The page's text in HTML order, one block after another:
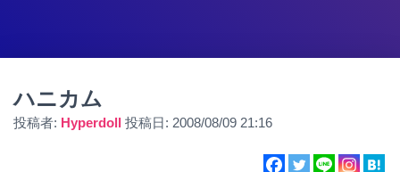
替
ハニカム
投稿者: Hyperdoll 投稿日: 2008/08/09 21:16